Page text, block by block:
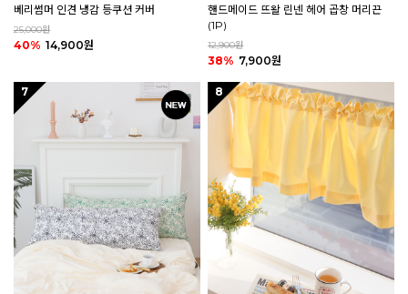
베리썸머 인견 냉감 등쿠션 커버
25,000원
40% 14,900원
핸드메이드 뜨왈 린넨 헤어 곱창 머리끈
(1P)
12,900원
38% 7,900원
7 8